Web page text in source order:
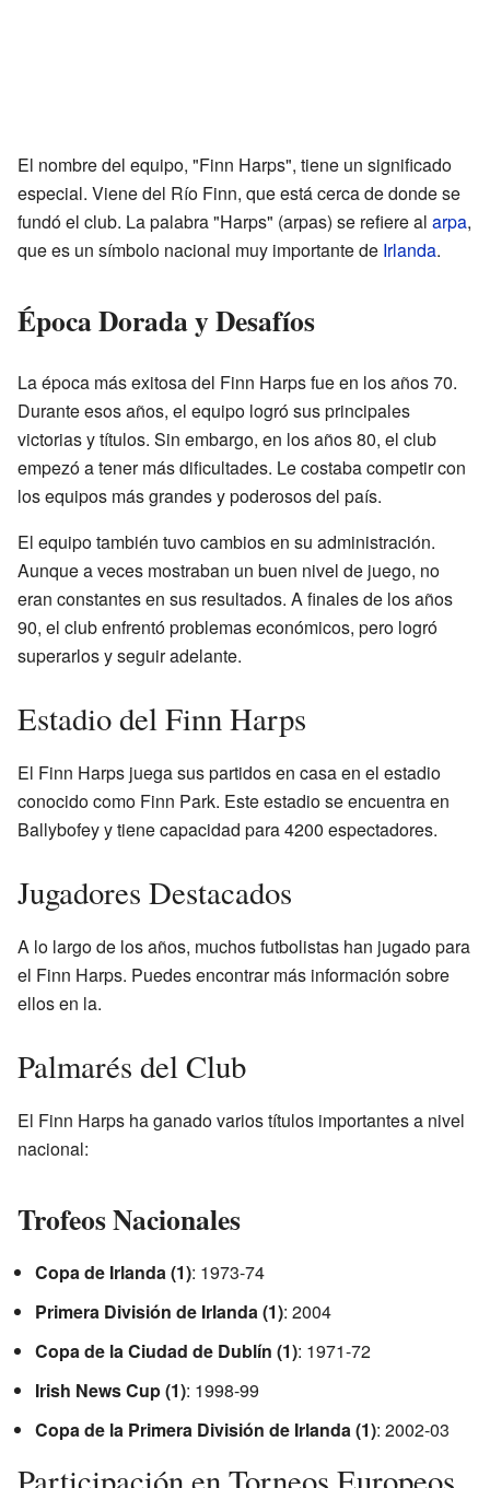
El nombre del equipo, "Finn Harps", tiene un significado
especial. Viene del Río Finn, que está cerca de donde se
fundó el club. La palabra "Harps" (arpas) se refiere al arpa,
que es un símbolo nacional muy importante de Irlanda.
Época Dorada y Desafíos
La época más exitosa del Finn Harps fue en los años 70.
Durante esos años, el equipo logró sus principales
victorias y títulos. Sin embargo, en los años 80, el club
empezó a tener más dificultades. Le costaba competir con
los equipos más grandes y poderosos del país.
El equipo también tuvo cambios en su administración.
Aunque a veces mostraban un buen nivel de juego, no
eran constantes en sus resultados. A finales de los años
90, el club enfrentó problemas económicos, pero logró
superarlos y seguir adelante.
Estadio del Finn Harps
El Finn Harps juega sus partidos en casa en el estadio
conocido como Finn Park. Este estadio se encuentra en
Ballybofey y tiene capacidad para 4200 espectadores.
Jugadores Destacados
A lo largo de los años, muchos futbolistas han jugado para
el Finn Harps. Puedes encontrar más información sobre
ellos en la.
Palmarés del Club
El Finn Harps ha ganado varios títulos importantes a nivel
nacional:
Trofeos Nacionales
Copa de Irlanda (1): 1973-74
Primera División de Irlanda (1): 2004
Copa de la Ciudad de Dublín (1): 1971-72
Irish News Cup (1): 1998-99
Copa de la Primera División de Irlanda (1): 2002-03